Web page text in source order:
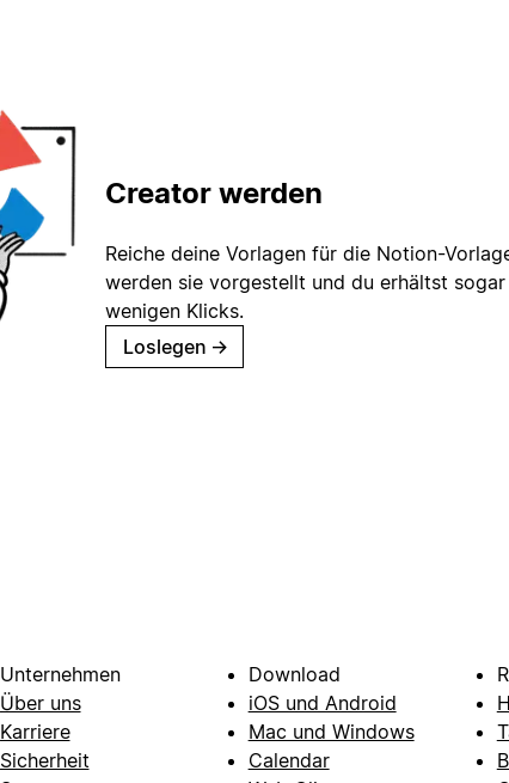
Creator werden
Reiche deine Vorlagen für die Notion-
werden sie vorgestellt und du erhältst
wenigen Klicks.
Loslegen →
Unternehmen
Über uns
Karriere
Sicherheit
Download
iOS und Android
Mac und Windows
Calendar